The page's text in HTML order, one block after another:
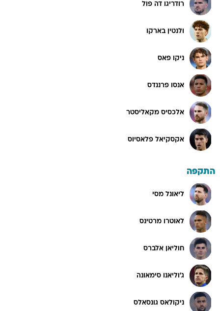
רודריגו דה פול
ולנטין בארקו
ניקו פאס
אנסו פרננדס
אלכסיס מקאליסטר
אקסקיאל פלאסיוס
התקפה
ליאונל מסי
לאוטרו מרטינס
חוליאן אלברס
ג'וליאנו סימאונה
ניקולאס גונסאלס